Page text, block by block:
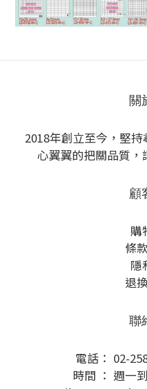
關
2018年創立至今，堅
心翼翼的把關品質，
顧
購
條
隱
退
聯
電話： 02-
時間 ： 週一